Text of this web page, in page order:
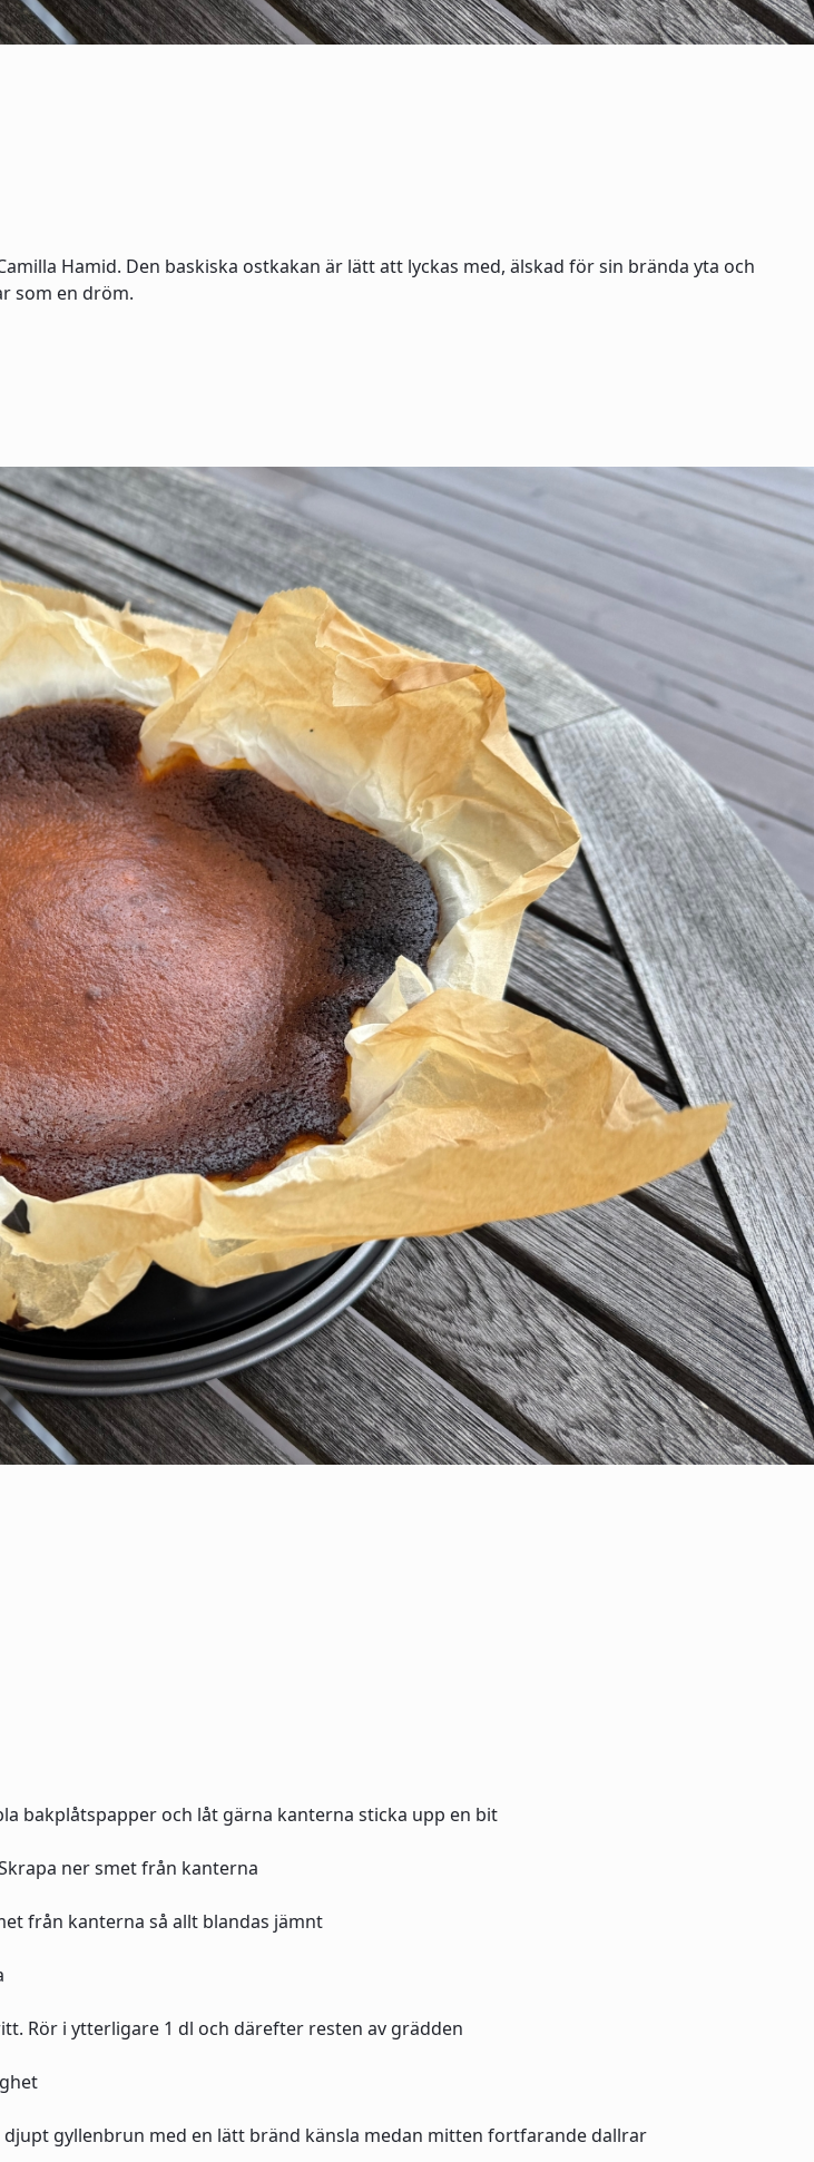
Hamid. Den baskiska ostkakan är lätt att lyckas med, älskad för sin brända yta och
som en dröm.
bakplåtspapper och låt gärna kanterna sticka upp en bit
ner smet från kanterna
från kanterna så allt blandas jämnt
Rör i ytterligare 1 dl och därefter resten av grädden
gyllenbrun med en lätt bränd känsla medan mitten fortfarande dallrar